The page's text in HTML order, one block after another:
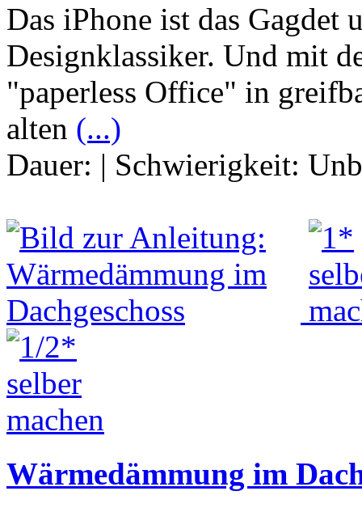
Das iPhone ist das Gagdet
Designklassiker. Und mit
"paperless Office" in
alten (...)
Dauer: | Schwierigkeit:
Wärmedämmung im